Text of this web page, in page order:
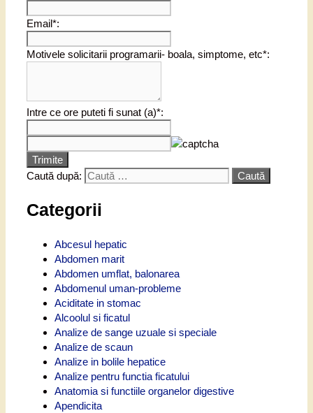
Email*:
Motivele solicitarii programarii- boala, simptome, etc*:
Intre ce ore puteti fi sunat (a)*:
Trimite
Caută după:
Categorii
Abcesul hepatic
Abdomen marit
Abdomen umflat, balonarea
Abdomenul uman-probleme
Aciditate in stomac
Alcoolul si ficatul
Analize de sange uzuale si speciale
Analize de scaun
Analize in bolile hepatice
Analize pentru functia ficatului
Anatomia si functiile organelor digestive
Apendicita